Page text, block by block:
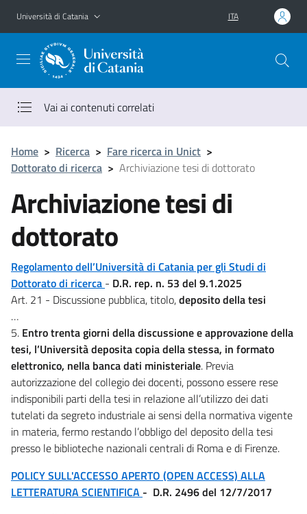
Vai al contenuto principale
Vai al menu di navigazione
Università di Catania ITA
Vai ai contenuti correlati
Home > Ricerca > Fare ricerca in Unict >
Dottorato di ricerca > Archiviazione tesi di dottorato
Archiviazione tesi di
dottorato
Regolamento dell’Università di Catania per gli Studi di
Dottorato di ricerca - D.R. rep. n. 53 del 9.1.2025
Art. 21 - Discussione pubblica, titolo,deposito della tesi
…
5. Entro trenta giorni della discussione e approvazione della
tesi, l’Università deposita copia della stessa, in formato
elettronico, nella banca dati ministeriale. Previa
autorizzazione del collegio dei docenti, possono essere rese
indisponibili parti della tesi in relazione all’utilizzo dei dati
tutelati da segreto industriale ai sensi della normativa vigente
in materia, fermo restando l’obbligo del deposito della tesi
presso le biblioteche nazionali centrali di Roma e di Firenze.
POLICY SULL'ACCESSO APERTO (OPEN ACCESS) ALLA
LETTERATURA SCIENTIFICA - D.R. 2496 del 12/7/2017